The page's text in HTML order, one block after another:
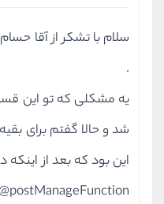
سلام با تشکر از آقا
.
یه مشکلی که تو این
شد و حالا گفتم برای
این بود که بعد از